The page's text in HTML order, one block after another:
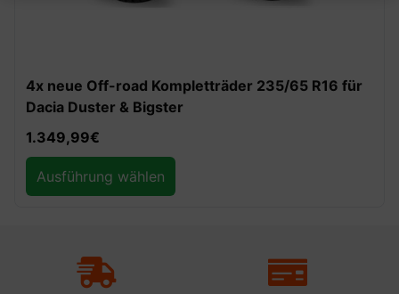
REDUST Off-Road Auffahrrampen 10t
129,99€ 90,99
Ausführung wählen